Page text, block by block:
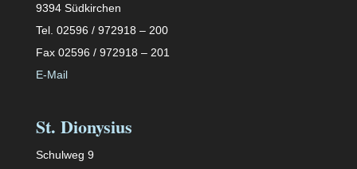
9394 Südkirchen
Tel. 02596 / 972918 – 200
Fax 02596 / 972918 – 201
E-Mail
St. Dionysius
Schulweg 9